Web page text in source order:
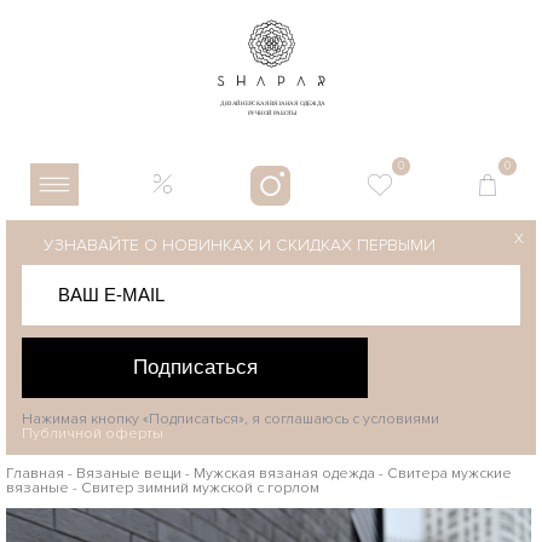
0 0
УЗНАВАЙТЕ О НОВИНКАХ И СКИДКАХ ПЕРВЫМИ
Подписаться
X
Нажимая кнопку «Подписаться», я соглашаюсь с условиями
Публичной оферты
Главная - Вязаные вещи - Мужская вязаная одежда - Свитера мужские
вязаные - Свитер зимний мужской с горлом